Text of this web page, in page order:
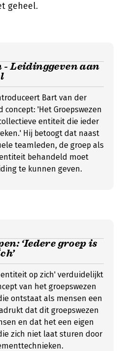
geheel.
- Leidinggeven aan
Bart van der
concept: 'Het Groepswezen
entiteit die ieder
Hij betoogt dat naast
teamleden, de groep als
behandeld moet
te kunnen geven.
‘Iedere groep is
op zich' verduidelijkt
van het groepswezen
ontstaat als mensen een
dat dit groepswezen
en dat het een eigen
zich niet laat sturen door